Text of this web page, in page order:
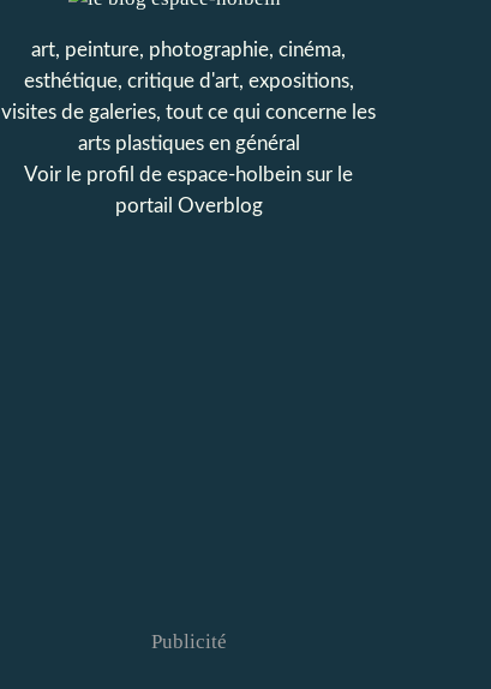
art, peinture, photographie, cinéma,
esthétique, critique d'art, expositions,
visites de galeries, tout ce qui concerne les
arts plastiques en général
Voir le profil de espace-holbein sur le
portail Overblog
Publicité